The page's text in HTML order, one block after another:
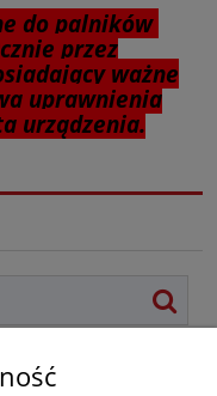
do palników
przez
ważne
uprawnienia
urządzenia.